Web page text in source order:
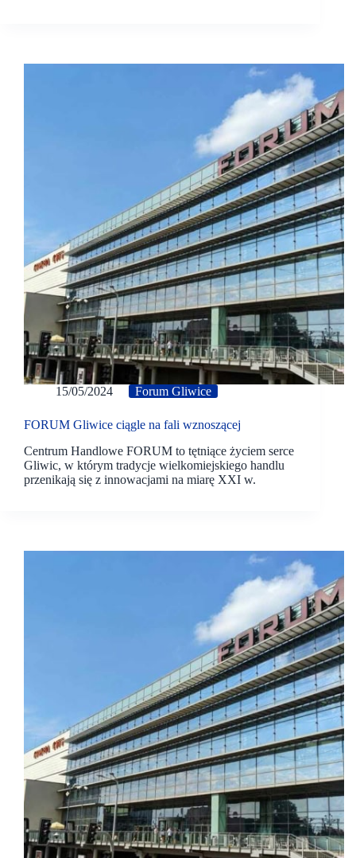
15/05/2024 Forum Gliwice
FORUM Gliwice ciągle na fali wznoszącej
Centrum Handlowe FORUM to tętniące życiem serce
Gliwic, w którym tradycje wielkomiejskiego handlu
przenikają się z innowacjami na miarę XXI w.